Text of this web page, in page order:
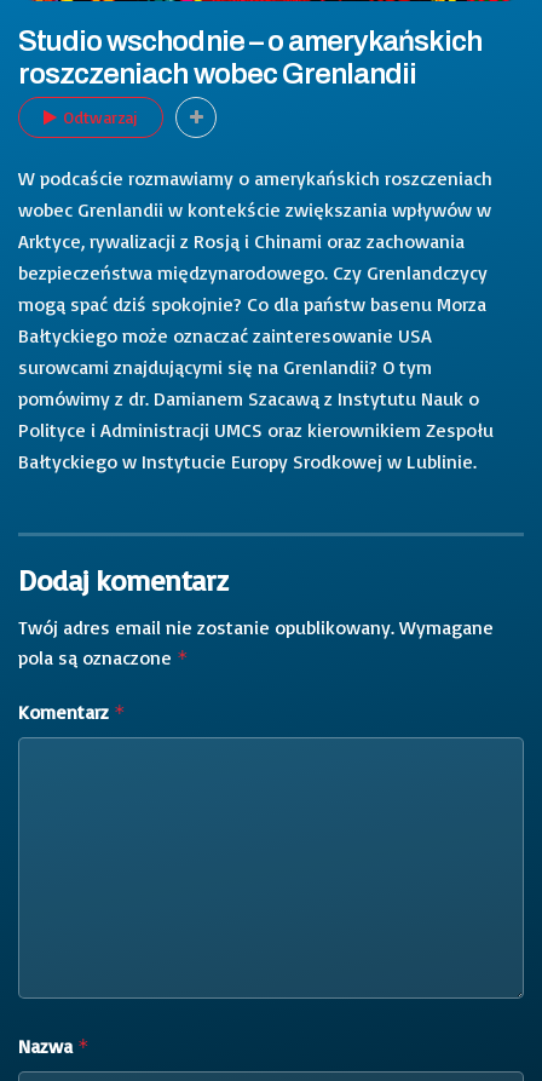
Studio wschodnie – o amerykańskich
roszczeniach wobec Grenlandii
Odtwarzaj
W podcaście rozmawiamy o amerykańskich roszczeniach
wobec Grenlandii w kontekście zwiększania wpływów w
Arktyce, rywalizacji z Rosją i Chinami oraz zachowania
bezpieczeństwa międzynarodowego. Czy Grenlandczycy
mogą spać dziś spokojnie? Co dla państw basenu Morza
Bałtyckiego może oznaczać zainteresowanie USA
surowcami znajdującymi się na Grenlandii? O tym
pomówimy z dr. Damianem Szacawą z Instytutu Nauk o
Polityce i Administracji UMCS oraz kierownikiem Zespołu
Bałtyckiego w Instytucie Europy Srodkowej w Lublinie.
Dodaj komentarz
Twój adres email nie zostanie opublikowany. Wymagane
pola są oznaczone *
Komentarz *
Nazwa *